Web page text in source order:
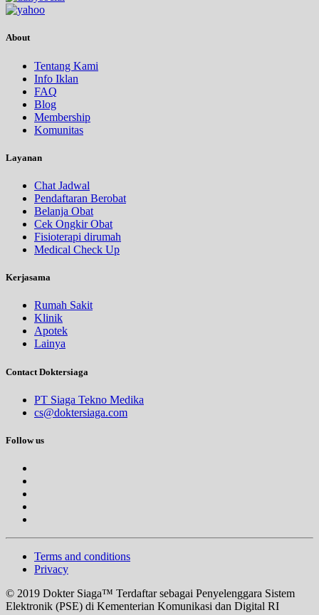
About
Tentang Kami
Info Iklan
FAQ
Blog
Membership
Komunitas
Layanan
Chat Jadwal
Pendaftaran Berobat
Belanja Obat
Cek Ongkir Obat
Fisioterapi dirumah
Medical Check Up
Kerjasama
Rumah Sakit
Klinik
Apotek
Lainya
Contact Doktersiaga
PT Siaga Tekno Medika
cs@doktersiaga.com
Follow us
Terms and conditions
Privacy
© 2019 Dokter Siaga™ Terdaftar sebagai Penyelenggara Sistem
Elektronik (PSE) di Kementerian Komunikasi dan Digital RI